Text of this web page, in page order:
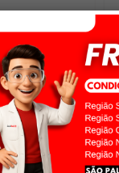
10B (CI.
offno pix
no cartão